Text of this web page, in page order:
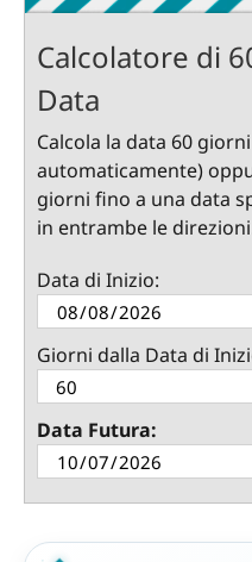
Calcolatore di
Data
Calcola la data 60
automaticamente)
giorni fino a una data
in entrambe le
Data di Inizio:
Giorni dalla Data di
Data Futura: